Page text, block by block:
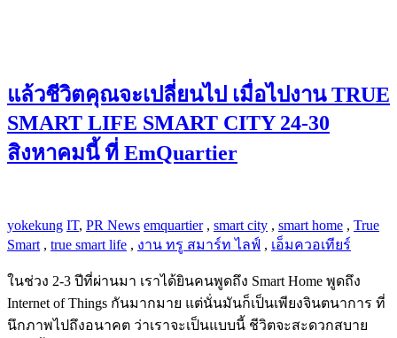
แล้วชีวิตคุณจะเปลี่ยนไป เมื่อไปงาน TRUE
SMART LIFE SMART CITY 24-30
สิงหาคมนี้ ที่ EmQuartier
yokekung IT, PR News emquartier, smart city , smart home , True
Smart , true smart life , งาน ทรู สมาร์ท ไลฟ์ , เอ็มควอเทียร์
ในช่วง 2-3 ปีที่ผ่านมา เราได้ยินคนพูดถึง Smart Home พูดถึง
Internet of Things กันมากมาย แต่นั่นมันก็เป็นเพียงจินตนาการ ที่
นึกภาพไปถึงอนาคต ว่าเราจะเป็นแบบนี้ ชีวิตจะสะดวกสบาย